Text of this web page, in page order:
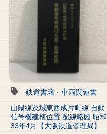
鉄道書籍・車両関連書
山陽線及城東西成片町線 自動
信号機建植位置 配線略図 昭和
33年4月【大阪鉄道管理局】